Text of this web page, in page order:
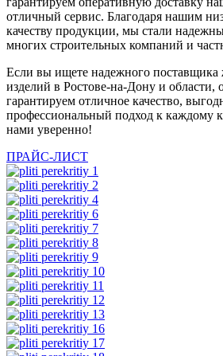
отличный сервис. Благодаря нашим
качеству продукции, мы стали
многих строительных компаний и
Если вы ищете надежного поставщика
изделий в Ростове-на-Дону и области,
гарантируем отличное качество,
профессиональный подход к каждому
нами уверенно!
ПРАЙС-ЛИСТ